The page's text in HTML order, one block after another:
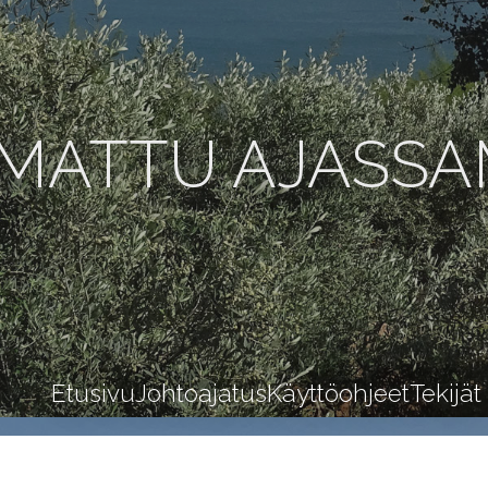
EtusivuJohtoajatusKäyttöohjeetTekijät